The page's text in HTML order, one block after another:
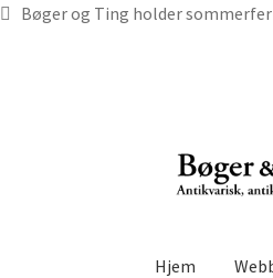
Bøger og Ting holder
navigation
indhold
Hjem